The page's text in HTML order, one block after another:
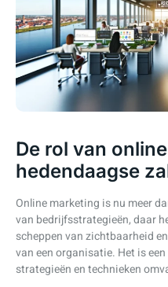
De rol van
hedendaagse
Online marketing is nu meer
van bedrijfsstrategieën, daar
scheppen van zichtbaarheid
van een organisatie. Het is
strategieën en technieken